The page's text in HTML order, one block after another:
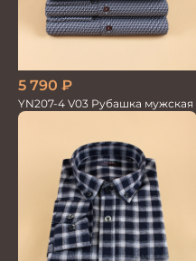
5 790 ₽
YN207-4 V03 Рубашка мужская